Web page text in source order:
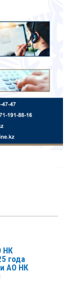
НК
года
АО НК